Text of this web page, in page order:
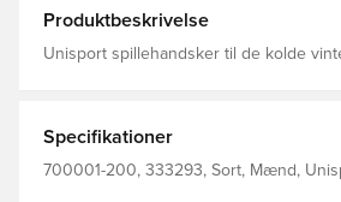
Produktbeskrivelse
Unisport spillehandsker til de kolde
gør at du sikkert og effektivt kan ses i mørket
med stilfuldt Unisport-logo på ydersiden Fremstillet i 85%
polyester og 15% elastan.
Specifikationer
700001-200, 333293, Sort, Mænd,